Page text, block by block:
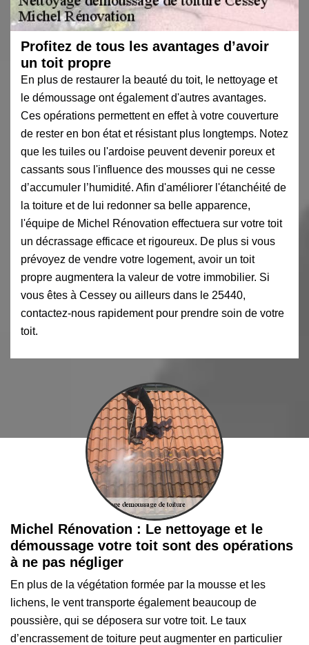
Profitez de tous les avantages d’avoir
un toit propre
En plus de restaurer la beauté du toit, le nettoyage et
le démoussage ont également d'autres avantages.
Ces opérations permettent en effet à votre couverture
de rester en bon état et résistant plus longtemps. Notez
que les tuiles ou l'ardoise peuvent devenir poreux et
cassants sous l'influence des mousses qui ne cesse
d’accumuler l’humidité. Afin d'améliorer l'étanchéité de
la toiture et de lui redonner sa belle apparence,
l'équipe de Michel Rénovation effectuera sur votre toit
un décrassage efficace et rigoureux. De plus si vous
prévoyez de vendre votre logement, avoir un toit
propre augmentera la valeur de votre immobilier. Si
vous êtes à Cessey ou ailleurs dans le 25440,
contactez-nous rapidement pour prendre soin de votre
toit.
Michel Rénovation : Le nettoyage et le
démoussage votre toit sont des opérations
à ne pas négliger
En plus de la végétation formée par la mousse et les
lichens, le vent transporte également beaucoup de
poussière, qui se déposera sur votre toit. Le taux
d’encrassement de toiture peut augmenter en particulier